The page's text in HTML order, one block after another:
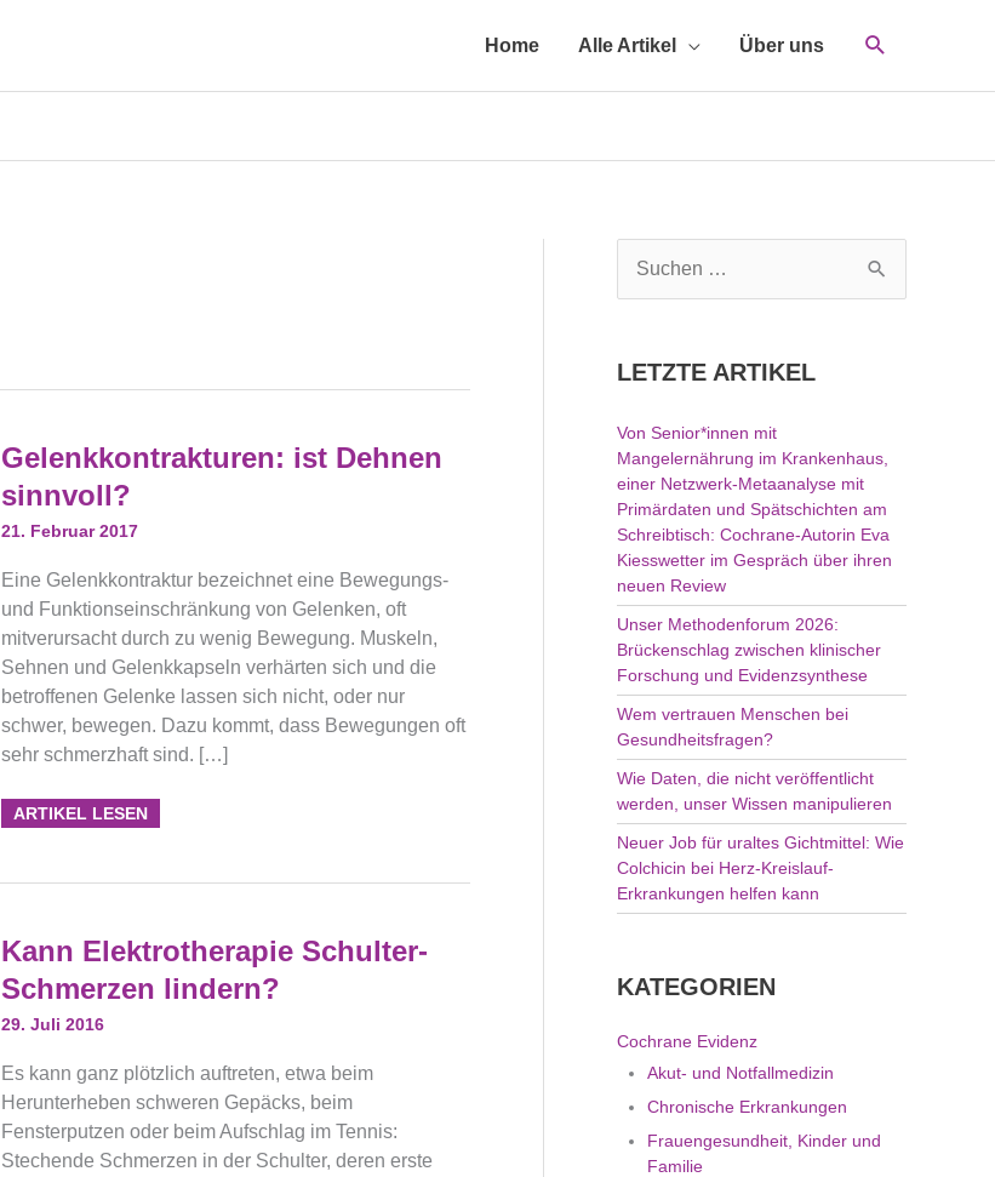
Home Alle Artikel Über uns
Gelenkkontrakturen: ist Dehnen
sinnvoll?
21. Februar 2017
Eine Gelenkkontraktur bezeichnet eine Bewegungs-
und Funktionseinschränkung von Gelenken, oft
mitverursacht durch zu wenig Bewegung. Muskeln,
Sehnen und Gelenkkapseln verhärten sich und die
betroffenen Gelenke lassen sich nicht, oder nur
schwer, bewegen. Dazu kommt, dass Bewegungen oft
sehr schmerzhaft sind. […]
Gelenkkontrakturen:
Ist
Sinnvoll?
ARTIKEL LESEN
Kann Elektrotherapie Schulter-
Schmerzen lindern?
29. Juli 2016
Es kann ganz plötzlich auftreten, etwa beim
Herunterheben schweren Gepäcks, beim
Fensterputzen oder beim Aufschlag im Tennis:
Stechende Schmerzen in der Schulter, deren erste
Kann
Elektrotherapie
Schmerzen
u
e
n
c
h
:
LETZTE ARTIKEL
Von Senior*innen mit
Mangelernährung im Krankenhaus,
einer Netzwerk-Metaanalyse mit
Primärdaten und Spätschichten am
Schreibtisch: Cochrane-Autorin Eva
Kiesswetter im Gespräch über ihren
neuen Review
Unser Methodenforum 2026:
Brückenschlag zwischen klinischer
Forschung und Evidenzsynthese
Wem vertrauen Menschen bei
Gesundheitsfragen?
Wie Daten, die nicht veröffentlicht
werden, unser Wissen manipulieren
Neuer Job für uraltes Gichtmittel: Wie
Colchicin bei Herz-Kreislauf-
Erkrankungen helfen kann
KATEGORIEN
Cochrane Evidenz
Akut- und Notfallmedizin
Chronische Erkrankungen
Frauengesundheit, Kinder und
Familie